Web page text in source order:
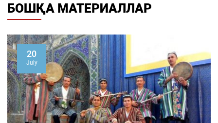
БОШҚА МАТЕРИАЛЛАР
20
July